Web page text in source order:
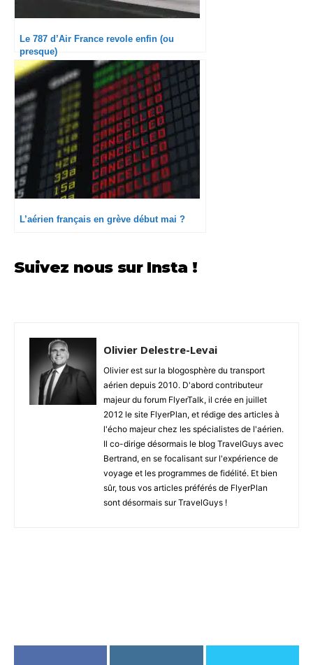
Le 787 d’Air France revole enfin (ou
presque)
L’aérien français en grève début mai ?
Suivez nous sur Insta !
Olivier Delestre-Levai
Olivier est sur la blogosphère du transport
aérien depuis 2010. D'abord contributeur
majeur du forum FlyerTalk, il crée en juillet
2012 le site FlyerPlan, et rédige des articles à
l'écho majeur chez les spécialistes de l'aérien.
Il co-dirige désormais le blog TravelGuys avec
Bertrand, en se focalisant sur l'expérience de
voyage et les programmes de fidélité. Et bien
sûr, tous vos articles préférés de FlyerPlan
sont désormais sur TravelGuys !